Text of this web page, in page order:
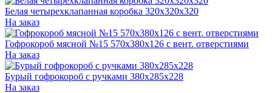
Белая четырехклапанная коробка 320х320х320
На заказ
Гофрокороб мясной №15 570x380x126 с вент. отверстиями
На заказ
Бурый гофрокороб с ручками 380х285х228
На заказ